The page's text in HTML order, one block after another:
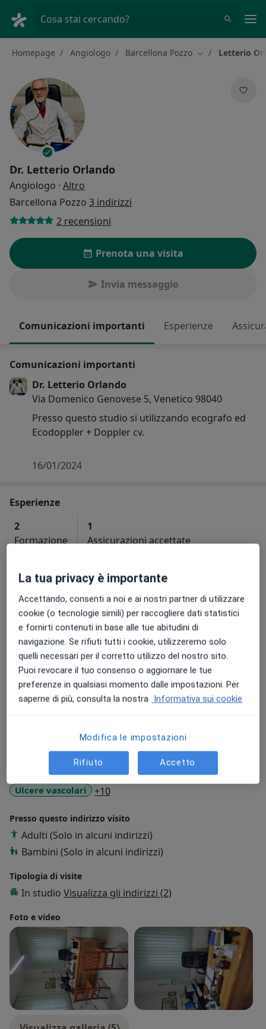
Cosa stai cercando?
Homepage Angiologo Barcellona Pozzo Cambia città
Letterio
Dr. Letterio Orlando
Angiologo · Altro
Barcellona Pozzo 3 indirizzi
2 recensioni
Prenota una visita
Invia messaggio
Comunicazioni importanti Esperienze
Comunicazioni importanti
Dr. Letterio Orlando
Via Domenico Genovese 5, Venetico 98040
Presso questo studio si utilizzando ecografo ed
Ecodoppler + Doppler cv.
16/01/2024
Esperienze
2
Formazione
1
Assicurazioni accettate
iscritto all'albo Provinciale dei Medici Chirurghi di
MESSINA dal 29/01/1981, ottiene la laurea in Medicina
e chirurgia a Messina nel 1981. Inoltre si specializza in
Angiologia Medica a Catania il 30/11/1988.
Perfezionato in Scleroterapia ad Alessandria con il
Prof. Amisano nel 1994. Perfezionato in Fleboterapia
TRAP a Genova con il Prof. Sergio Capurro nel 2002.
AltroSu di me
Aree di competenza principali:
Angiologia
Medicina generale
Principali patologie trattate
Dorsopatia Articolazione Linfedema
Obesità
Ulcere vascolari
+10a11y_sr_more_diseases
Presso questo indirizzo visito
Adulti (Solo in alcuni indirizzi)
Bambini (Solo in alcuni indirizzi)
Tipologia di visite
In studio Visualizza gli indirizzi (2)
Foto e video
La tua privacy è importante
Accettando, consenti a noi e ai nostri partner di utilizzare
cookie (o tecnologie simili) per raccogliere dati statistici
e fornirti contenuti in base alle tue abitudini di
navigazione. Se rifiuti tutti i cookie, utilizzeremo solo
quelli necessari per il corretto utilizzo del nostro sito.
Puoi revocare il tuo consenso o aggiornare le tue
preferenze in qualsiasi momento dalle impostazioni. Per
saperne di più, consulta la nostra Informativa sui cookie
Modifica le impostazioni
Rifiuto Accetto